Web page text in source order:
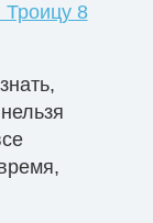
Троицу 8